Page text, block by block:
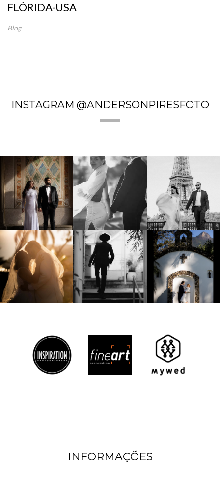
FLÓRIDA-USA
Blog
INSTAGRAM @ANDERSONPIRESFOTO
INFORMAÇÕES